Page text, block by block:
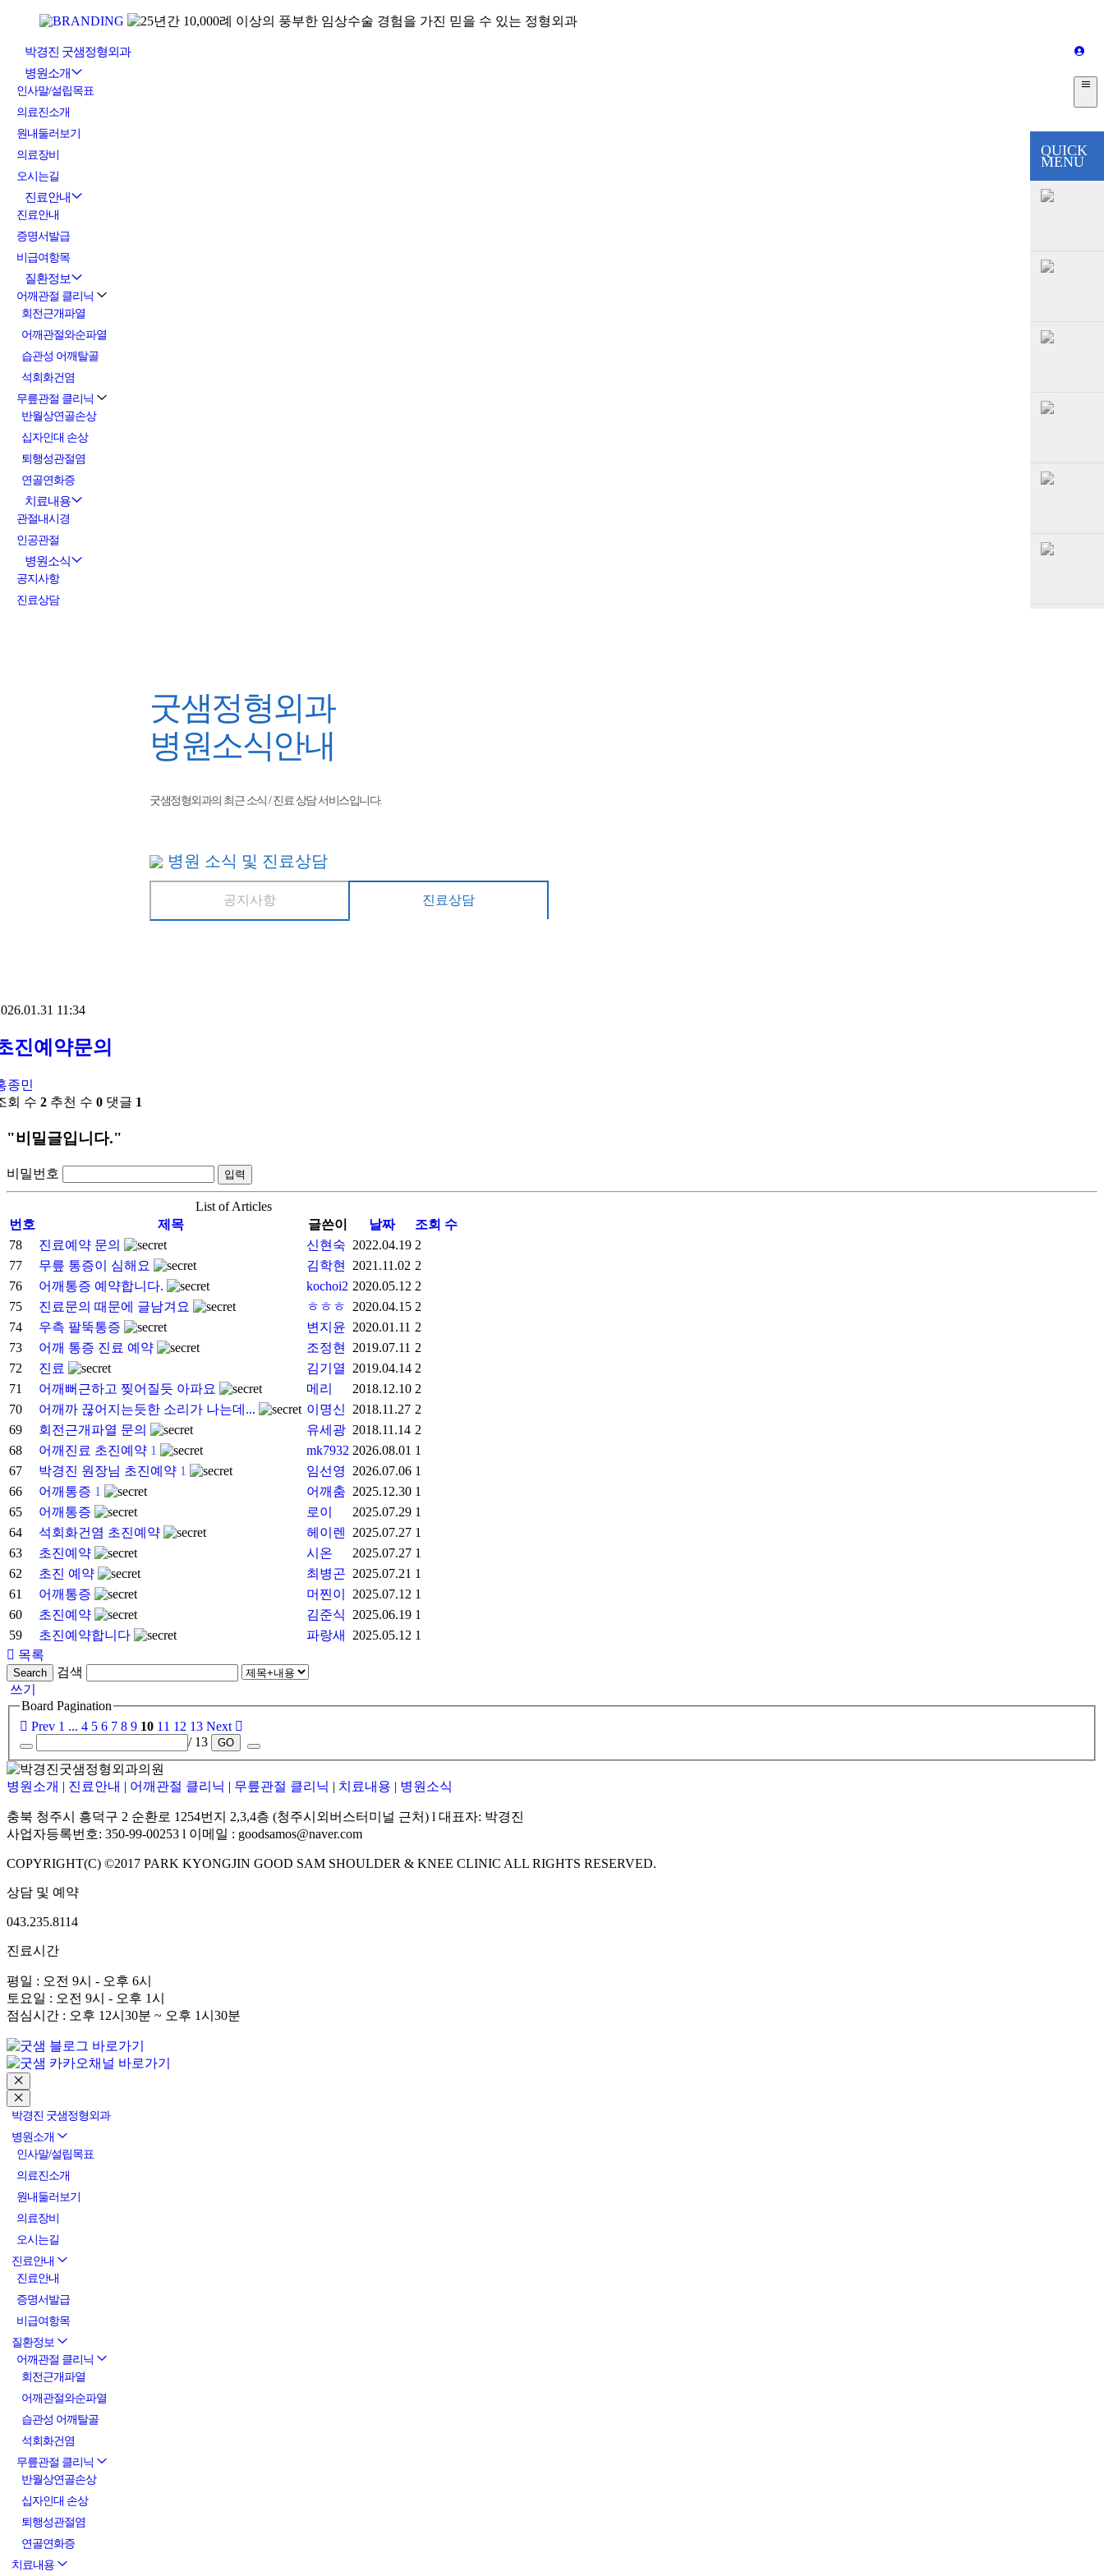
QUICK
MENU
박경진 굿샘정형외과
병원소개
인사말/설립목표
의료진소개
원내둘러보기
의료장비
오시는길
진료안내
진료안내
증명서발급
비급여항목
질환정보
어깨관절 클리닉
회전근개파열
어깨관절와순파열
습관성 어깨탈골
석회화건염
무릎관절 클리닉
반월상연골손상
십자인대 손상
퇴행성관절염
연골연화증
치료내용
관절내시경
인공관절
병원소식
공지사항
진료상담
굿샘정형외과
병원소식안내
굿샘정형외과의 최근 소식 / 진료 상담 서비스입니다.
병원 소식 및 진료상담
공지사항 진료상담
11:34
진예약문의
종민
회 수 2 추천 수 0 댓글 1
"비밀글입니다."
비밀번호
List of Articles
번호
제목 글쓴이 날짜
조회 수
78
진료예약 문의 신현숙 2022.04.19 2
77
무릎 통증이 심해요 김학현 2021.11.02 2
76
어깨통증 예약합니다. kochoi2 2020.05.12 2
75
진료문의 때문에 글남겨요 ㅎㅎㅎ 2020.04.15 2
74
우측 팔뚝통증 변지윤 2020.01.11 2
73
어깨 통증 진료 예약 조정현 2019.07.11 2
72
진료 김기열 2019.04.14 2
71
어깨뻐근하고 찢어질듯 아파요 메리 2018.12.10 2
70
어깨까 끊어지는듯한 소리가 나는데... 이명신 2018.11.27 2
69
회전근개파열 문의 유세광 2018.11.14 2
68
어깨진료 초진예약 1 mk7932 2026.08.01 1
67
박경진 원장님 초진예약 1 임선영 2026.07.06 1
66
어깨통증 1 어깨춤 2025.12.30 1
65
어깨통증 로이 2025.07.29 1
64
석회화건염 초진예약 헤이렌 2025.07.27 1
63
초진예약 시온 2025.07.27 1
62
초진 예약 최병곤 2025.07.21 1
61
어깨통증 머찐이 2025.07.12 1
60
초진예약 김준식 2025.06.19 1
59
초진예약합니다 파랑새 2025.05.12 1
목록
Search
검색
쓰기
Board Pagination
Prev 1 ... 4 5 6 7 8 9 10 11 12 13 Next
/ 13
GO
병원소개 | 진료안내 | 어깨관절 클리닉 | 무릎관절 클리닉 | 치료내용 | 병원소식
충북 청주시 흥덕구 2 순환로 1254번지 2,3,4층 (청주시외버스터미널 근처) l 대표자: 박경진
사업자등록번호: 350-99-00253 l 이메일 : goodsamos@naver.com
COPYRIGHT(C) ©2017 PARK KYONGJIN GOOD SAM SHOULDER & KNEE CLINIC ALL RIGHTS RESERVED.
상담 및 예약
043.235.8114
진료시간
평일 : 오전 9시 - 오후 6시
토요일 : 오전 9시 - 오후 1시
점심시간 : 오후 12시30분 ~ 오후 1시30분
박경진 굿샘정형외과
병원소개
인사말/설립목표
의료진소개
원내둘러보기
의료장비
오시는길
진료안내
진료안내
증명서발급
비급여항목
질환정보
어깨관절 클리닉
회전근개파열
어깨관절와순파열
습관성 어깨탈골
석회화건염
무릎관절 클리닉
반월상연골손상
십자인대 손상
퇴행성관절염
연골연화증
치료내용